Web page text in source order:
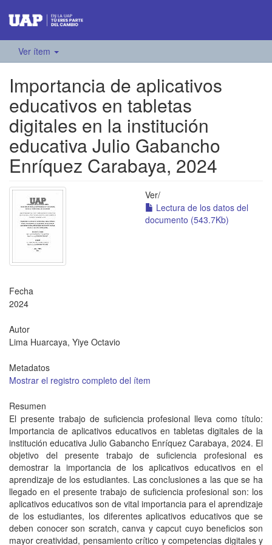
Ver ítem
Importancia de aplicativos
educativos en tabletas
digitales en la institución
educativa Julio Gabancho
Enríquez Carabaya, 2024
Ver/
Lectura de los datos del
documento (543.7Kb)
Fecha
2024
Autor
Lima Huarcaya, Yiye Octavio
Metadatos
Mostrar el registro completo del ítem
Resumen
El presente trabajo de suficiencia profesional lleva como título:
Importancia de aplicativos educativos en tabletas digitales de la
institución educativa Julio Gabancho Enríquez Carabaya, 2024. El
objetivo del presente trabajo de suficiencia profesional es
demostrar la importancia de los aplicativos educativos en el
aprendizaje de los estudiantes. Las conclusiones a las que se ha
llegado en el presente trabajo de suficiencia profesional son: los
aplicativos educativos son de vital importancia para el aprendizaje
de los estudiantes, los diferentes aplicativos educativos que se
deben conocer son scratch, canva y capcut cuyo beneficios son
mayor creatividad, pensamiento crítico y competencias digitales y